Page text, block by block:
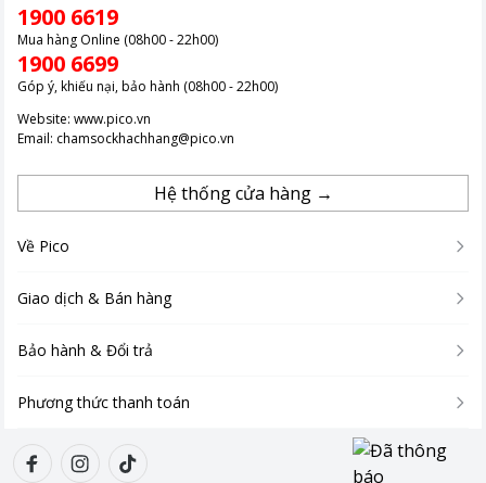
1900 6619
Mua hàng Online (08h00 - 22h00)
1900 6699
Góp ý, khiếu nại, bảo hành (08h00 - 22h00)
Website: www.pico.vn
Email: chamsockhachhang@pico.vn
Hệ thống cửa hàng →
Về Pico
Giao dịch & Bán hàng
Bảo hành & Đổi trả
Phương thức thanh toán